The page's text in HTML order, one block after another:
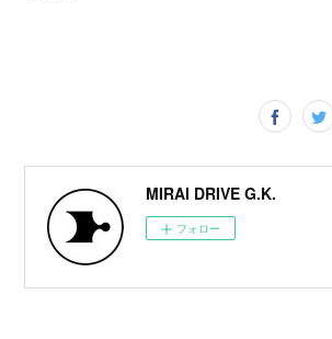
MIRAI DRIVE G.K.
フォロー